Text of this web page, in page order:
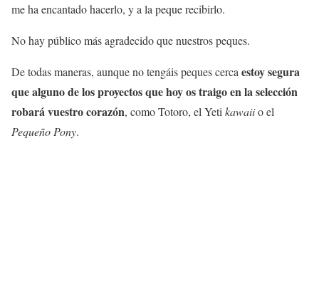
me ha encantado hacerlo, y a la peque recibirlo.
No hay público más agradecido que nuestros peques.
De todas maneras, aunque no tengáis peques cerca estoy segura
que alguno de los proyectos que hoy os traigo en la selección
robará vuestro corazón, como Totoro, el Yeti kawaiio el
Pequeño Pony.